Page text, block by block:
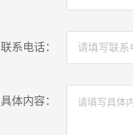
联系电话：
具体内容：